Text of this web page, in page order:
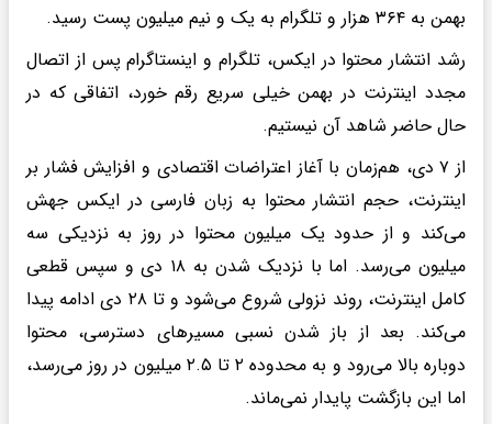
بهمن به ۳۶۴ هزار و تلگرام به یک و نیم میلیون پست رسید.
رشد انتشار محتوا در ایکس، تلگرام و اینستاگرام پس از اتصال
مجدد اینترنت در بهمن خیلی سریع رقم خورد، اتفاقی که در
حال حاضر شاهد آن نیستیم.
از ۷ دی، هم‌زمان با آغاز اعتراضات اقتصادی و افزایش فشار بر
اینترنت، حجم انتشار محتوا به زبان فارسی در ایکس جهش
می‌کند و از حدود یک میلیون محتوا در روز به نزدیکی سه
میلیون می‌رسد. اما با نزدیک شدن به ۱۸ دی و سپس قطعی
کامل اینترنت، روند نزولی شروع می‌شود و تا ۲۸ دی ادامه پیدا
می‌کند. بعد از باز شدن نسبی مسیرهای دسترسی، محتوا
دوباره بالا می‌رود و به محدوده ۲ تا ۲.۵ میلیون در روز می‌رسد،
اما این بازگشت پایدار نمی‌ماند.